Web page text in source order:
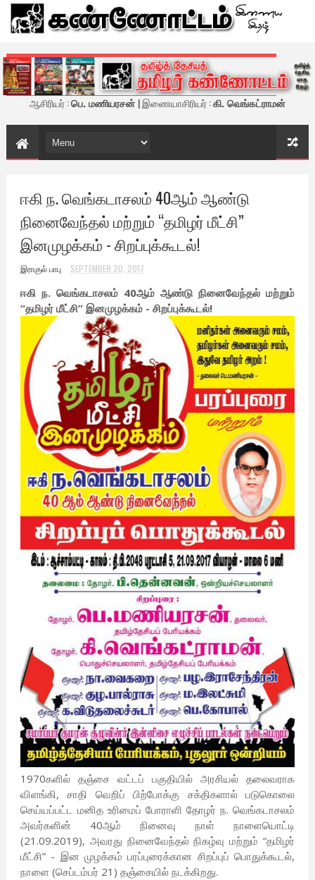
கண்ணோட்டம் - இணைய இதழ்
ஆசிரியர் :பெ. மணியரசன் | இணையாசிரியர் :கி. வெங்கட்ராமன்
ஈகி ந. வெங்கடாசலம் 40ஆம் ஆண்டு
நினைவேந்தல் மற்றும் “தமிழர் மீட்சி”
இனமுழக்கம் - சிறப்புக்கூடல்!
இராகுல் பாபு SEPTEMBER 20, 2017
ஈகி ந. வெங்கடாசலம் 40ஆம் ஆண்டு நினைவேந்தல் மற்றும்
“தமிழர் மீட்சி” இனமுழக்கம் - சிறப்புக்கூடல்!
1970களில் தஞ்சை வட்டப் பகுதியில் அரசியல் தலைவராக
விளங்கி, சாதி வெறிப் பிற்போக்கு சக்திகளால் படுகொலை
செய்யப்பட்ட மனித உரிமைப் போராளி தோழர் ந. வெங்கடாசலம்
அவர்களின் 40ஆம் நினைவு நாள் நாளையொட்டி
(21.09.2019), அவரது நினைவேந்தல் நிகழ்வு மற்றும் “தமிழர்
மீட்சி” - இன முழக்கம் பரப்புரைக்கான சிறப்புப் பொதுக்கூடல்,
நாளை (செப்டம்பர் 21) தஞ்சையில் நடக்கிறது.